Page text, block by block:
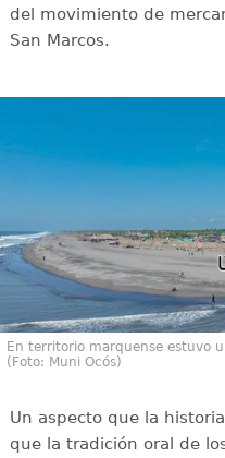
del movimiento de
San Marcos.
En territorio marquense estuvo
(Foto: Muni Ocós)
Un aspecto que la
que la tradición oral de